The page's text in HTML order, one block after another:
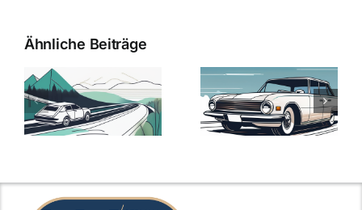
Ähnliche Beiträge
Versicherung:
Günstige Kfz-
Versicherungstarife
mit Top-
Kfz-
Die besten
Angebote im